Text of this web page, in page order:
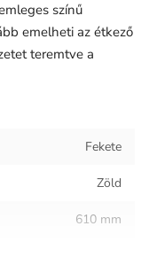
színű
emelheti az étkező
teremtve a
Fekete
Zöld
610 mm